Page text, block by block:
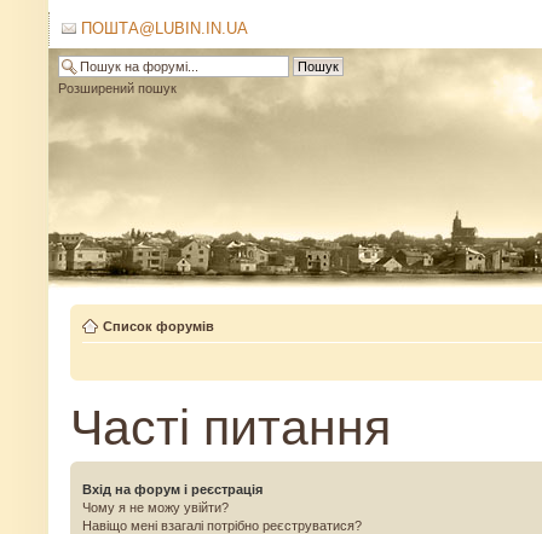
ПОШТА@LUBIN.IN.UA
Розширений пошук
Список форумів
Часті питання
Вхід на форум і реєстрація
Чому я не можу увійти?
Навіщо мені взагалі потрібно реєструватися?